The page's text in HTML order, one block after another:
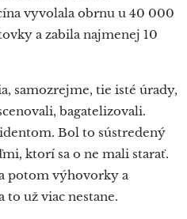
vyvolala obrnu u 40 000
a zabila najmenej 10
samozrejme, tie isté úrady,
bagatelizovali.
Bol to sústredený
ktorí sa o ne mali starať.
potom výhovorky a
to už viac nestane.